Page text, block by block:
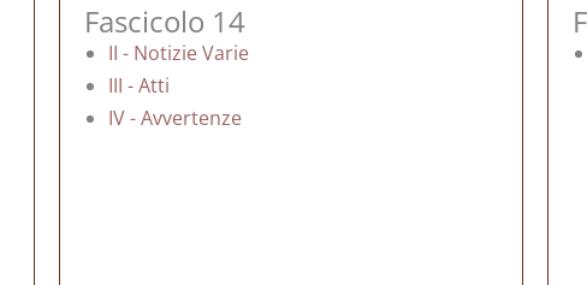
Fascicolo 14
II - Notizie Varie
III - Atti
IV - Avvertenze